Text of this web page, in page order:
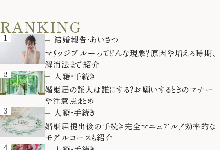
RANKING
1
結婚報告・あいさつ
マリッジブルーってどんな現象？原因や増える時期、
解消法まで紹介
2
入籍・手続き
婚姻届の証人は誰にする？お願いするときのマナー
や注意点まとめ
3
入籍・手続き
婚姻届提出後の手続き完全マニュアル！効率的な
モデルコースも紹介
4